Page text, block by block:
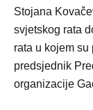
Stojana
svjetskog rata
rata u kojem
predsjednik
organizacije